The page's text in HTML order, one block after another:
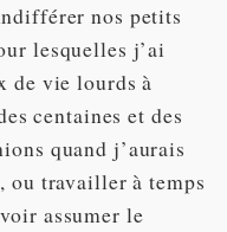
nos petits
lesquelles j’ai
de vie lourds à
centaines et des
quand j’aurais
ou travailler à temps
assumer le